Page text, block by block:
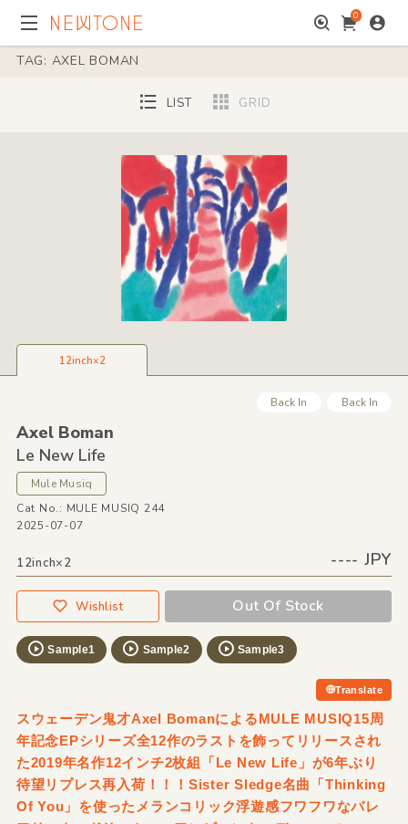
0
TAG: AXEL BOMAN
LIST GRID
12inch×2
Back In Back In
Axel Boman
Le New Life
Mule Musiq
Cat No.: MULE MUSIQ 244
2025-07-07
12inch×2 ---- JPY
Wishlist Out Of Stock
Sample1 Sample2 Sample3
Translate
スウェーデン鬼才Axel BomanによるMULE MUSIQ15周
年記念EPシリーズ全12作のラストを飾ってリリースされ
た2019年名作12インチ2枚組「Le New Life」が6年ぶり
待望リプレス再入荷！！！Sister Sledge名曲「Thinking
Of You」を使ったメランコリック浮遊感フワフワなバレ